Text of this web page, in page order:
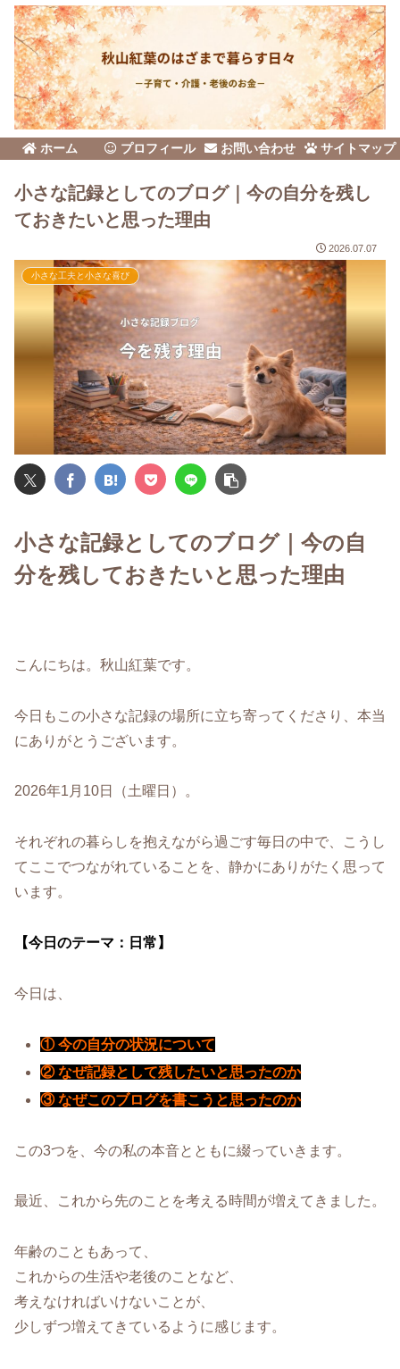
ホーム プロフィール お問い合わせ サイトマップ
小さな記録としてのブログ｜今の自分を残し
ておきたいと思った理由
2026.07.07
小さな工夫と小さな喜び
小さな記録としてのブログ｜今の自
分を残しておきたいと思った理由
こんにちは。秋山紅葉です。
今日もこの小さな記録の場所に立ち寄ってくださり、本当
にありがとうございます。
2026年1月10日（土曜日）。
それぞれの暮らしを抱えながら過ごす毎日の中で、こうし
てここでつながれていることを、静かにありがたく思って
います。
【今日のテーマ：日常】
今日は、
① 今の自分の状況について
② なぜ記録として残したいと思ったのか
③ なぜこのブログを書こうと思ったのか
この3つを、今の私の本音とともに綴っていきます。
最近、これから先のことを考える時間が増えてきました。
年齢のこともあって、
これからの生活や老後のことなど、
考えなければいけないことが、
少しずつ増えてきているように感じます。